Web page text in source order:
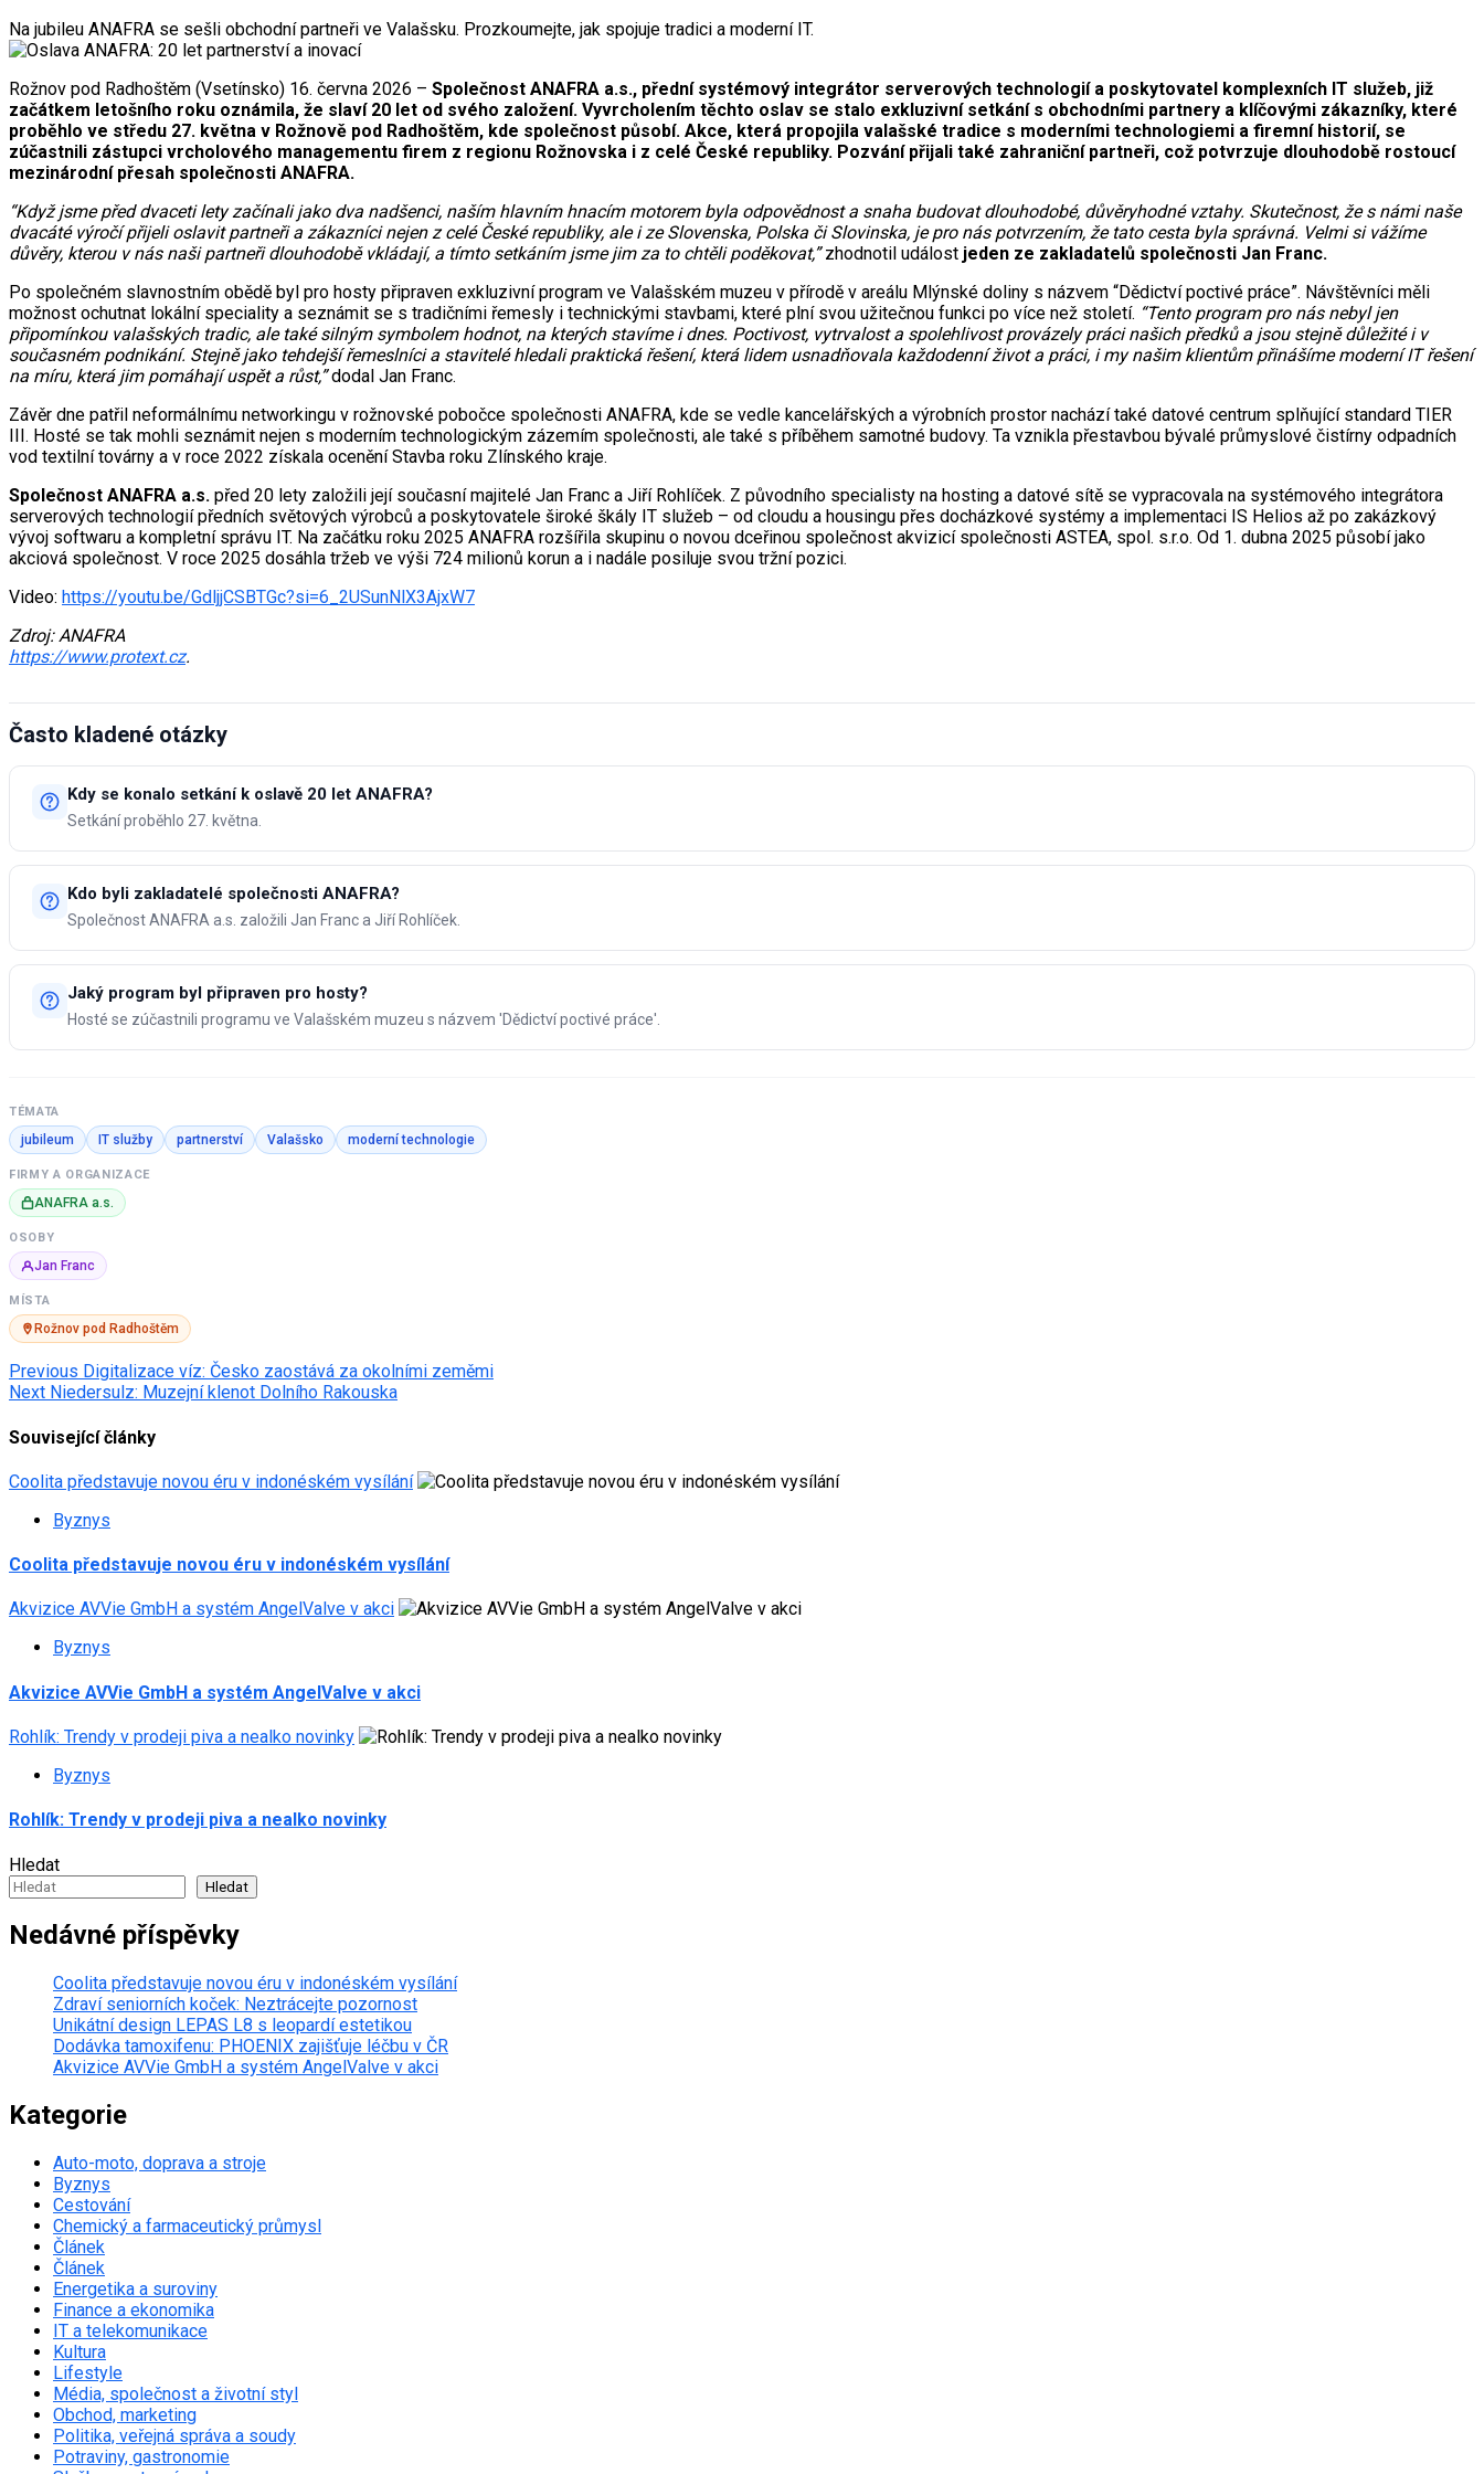
Na jubileu ANAFRA se sešli obchodní partneři ve Valašsku. Prozkoumejte, jak spojuje tradici a moderní IT.
Rožnov pod Radhoštěm (Vsetínsko) 16. června 2026 – Společnost ANAFRA a.s., přední systémový integrátor serverových technologií a poskytovatel komplexních IT služeb, již
začátkem letošního roku oznámila, že slaví 20 let od svého založení. Vyvrcholením těchto oslav se stalo exkluzivní setkání s obchodními partnery a klíčovými zákazníky, které
proběhlo ve středu 27. května v Rožnově pod Radhoštěm, kde společnost působí. Akce, která propojila valašské tradice s moderními technologiemi a firemní historií, se
zúčastnili zástupci vrcholového managementu firem z regionu Rožnovska i z celé České republiky. Pozvání přijali také zahraniční partneři, což potvrzuje dlouhodobě rostoucí
mezinárodní přesah společnosti ANAFRA.
“Když jsme před dvaceti lety začínali jako dva nadšenci, naším hlavním hnacím motorem byla odpovědnost a snaha budovat dlouhodobé, důvěryhodné vztahy. Skutečnost, že s námi naše
dvacáté výročí přijeli oslavit partneři a zákazníci nejen z celé České republiky, ale i ze Slovenska, Polska či Slovinska, je pro nás potvrzením, že tato cesta byla správná. Velmi si vážíme
důvěry, kterou v nás naši partneři dlouhodobě vkládají, a tímto setkáním jsme jim za to chtěli poděkovat,”zhodnotil událost jeden ze zakladatelů společnosti Jan Franc.
Po společném slavnostním obědě byl pro hosty připraven exkluzivní program ve Valašském muzeu v přírodě v areálu Mlýnské doliny s názvem “Dědictví poctivé práce”. Návštěvníci měli
možnost ochutnat lokální speciality a seznámit se s tradičními řemesly i technickými stavbami, které plní svou užitečnou funkci po více než století. “Tento program pro nás nebyl jen
připomínkou valašských tradic, ale také silným symbolem hodnot, na kterých stavíme i dnes. Poctivost, vytrvalost a spolehlivost provázely práci našich předků a jsou stejně důležité i v
současném podnikání. Stejně jako tehdejší řemeslníci a stavitelé hledali praktická řešení, která lidem usnadňovala každodenní život a práci, i my našim klientům přinášíme moderní IT řešení
na míru, která jim pomáhají uspět a růst,”dodal Jan Franc.
Závěr dne patřil neformálnímu networkingu v rožnovské pobočce společnosti ANAFRA, kde se vedle kancelářských a výrobních prostor nachází také datové centrum splňující standard TIER
III. Hosté se tak mohli seznámit nejen s moderním technologickým zázemím společnosti, ale také s příběhem samotné budovy. Ta vznikla přestavbou bývalé průmyslové čistírny odpadních
vod textilní továrny a v roce 2022 získala ocenění Stavba roku Zlínského kraje.
Společnost ANAFRA a.s. před 20 lety založili její současní majitelé Jan Franc a Jiří Rohlíček. Z původního specialisty na hosting a datové sítě se vypracovala na systémového integrátora
serverových technologií předních světových výrobců a poskytovatele široké škály IT služeb – od cloudu a housingu přes docházkové systémy a implementaci IS Helios až po zakázkový
vývoj softwaru a kompletní správu IT. Na začátku roku 2025 ANAFRA rozšířila skupinu o novou dceřinou společnost akvizicí společnosti ASTEA, spol. s.r.o. Od 1. dubna 2025 působí jako
akciová společnost. V roce 2025 dosáhla tržeb ve výši 724 milionů korun a i nadále posiluje svou tržní pozici.
Video: https://youtu.be/GdljjCSBTGc?si=6_2USunNlX3AjxW7
Zdroj: ANAFRA
https://www.protext.cz.
Často kladené otázky
Kdy se konalo setkání k oslavě 20 let ANAFRA?
Setkání proběhlo 27. května.
Kdo byli zakladatelé společnosti ANAFRA?
Společnost ANAFRA a.s. založili Jan Franc a Jiří Rohlíček.
Jaký program byl připraven pro hosty?
Hosté se zúčastnili programu ve Valašském muzeu s názvem 'Dědictví poctivé práce'.
TÉMATA
jubileum IT služby partnerství Valašsko moderní technologie
FIRMY A ORGANIZACE
ANAFRA a.s.
OSOBY
Jan Franc
MÍSTA
Rožnov pod Radhoštěm
Post
navigation
Previous Digitalizace víz: Česko zaostává za okolními zeměmi
Next Niedersulz: Muzejní klenot Dolního Rakouska
Související články
Coolita představuje novou éru v indonéském vysílání
Byznys
Coolita představuje novou éru v indonéském vysílání
Akvizice AVVie GmbH a systém AngelValve v akci
Byznys
Akvizice AVVie GmbH a systém AngelValve v akci
Rohlík: Trendy v prodeji piva a nealko novinky
Byznys
Rohlík: Trendy v prodeji piva a nealko novinky
Hledat
Hledat
Nedávné příspěvky
Coolita představuje novou éru v indonéském vysílání
Zdraví seniorních koček: Neztrácejte pozornost
Unikátní design LEPAS L8 s leopardí estetikou
Dodávka tamoxifenu: PHOENIX zajišťuje léčbu v ČR
Akvizice AVVie GmbH a systém AngelValve v akci
Kategorie
Auto-moto, doprava a stroje
Byznys
Cestování
Chemický a farmaceutický průmysl
Článek
Článek
Energetika a suroviny
Finance a ekonomika
IT a telekomunikace
Kultura
Lifestyle
Média, společnost a životní styl
Obchod, marketing
Politika, veřejná správa a soudy
Potraviny, gastronomie